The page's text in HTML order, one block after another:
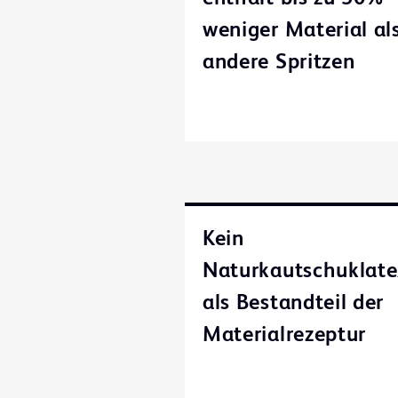
weniger Material
andere Spritzen
Kein
als Bestandteil der
Materialrezeptur